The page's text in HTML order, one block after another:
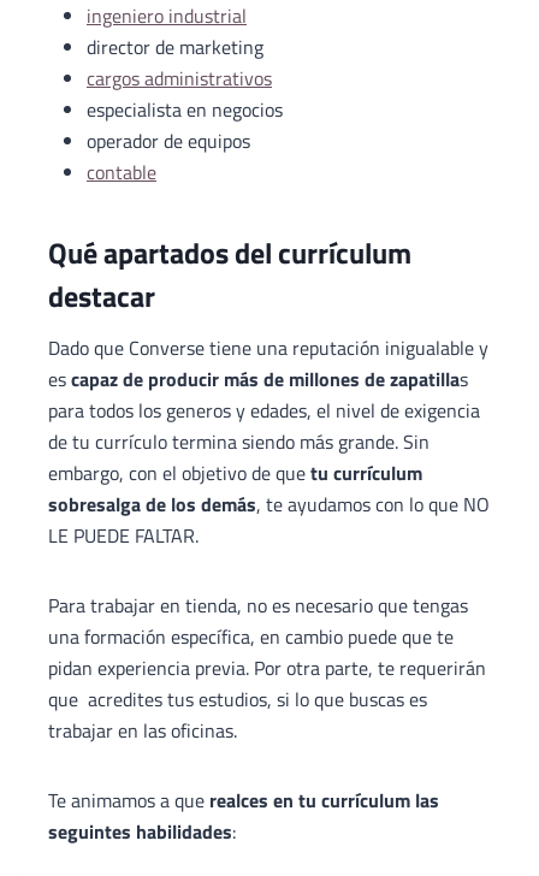
ingeniero industrial
director de marketing
cargos administrativos
especialista en negocios
operador de equipos
contable
Qué apartados del currículum
destacar
Dado que Converse tiene una reputación inigualable y
escapaz de producir más de millones de zapatillas
para todos los generos y edades, el nivel de exigencia
de tu currículo termina siendo más grande. Sin
embargo, con el objetivo de quetu currículum
sobresalga de los demás, te ayudamos con lo que NO
LE PUEDE FALTAR.
Para trabajar en tienda, no es necesario que tengas
una formación específica, en cambio puede que te
pidan experiencia previa. Por otra parte, te requerirán
que acredites tus estudios, si lo que buscas es
trabajar en las oficinas.
Te animamos a que realces en tu currículum las
seguintes habilidades: